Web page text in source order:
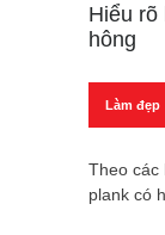
Hiểu rõ
hông
Làm đẹp
Theo các
plank có